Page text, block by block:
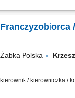
Główne zadania:
Franczyzobiorca
Żabka Polska
kierownik / kierowniczka /